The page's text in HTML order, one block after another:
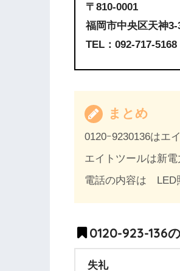
〒810-0001
福岡市中央区天神
TEL：092-717-
まとめ
0120ｰ9230136はエ
エイトツールは新
電話の内容は
0120-923-136
失礼